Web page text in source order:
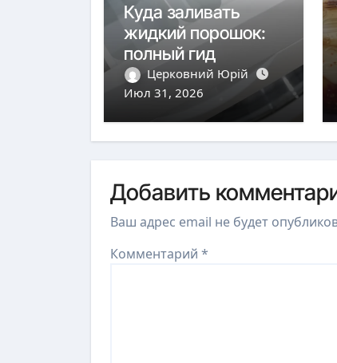
Куда заливать
жидкий порошок:
полный гид
Церковний Юрій
Июл 31, 2026
Добавить
Ваш адрес email не будет
Комментарий *